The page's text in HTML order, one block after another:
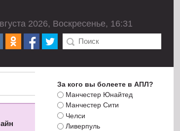
2026, Воскресенье, 16:31
За кого вы болеете в АПЛ?
Манчестер Юнайтед
Манчестер Сити
Челси
Ливерпуль